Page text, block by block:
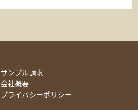
サンプル請求
会社概要
プライバシーポリシー